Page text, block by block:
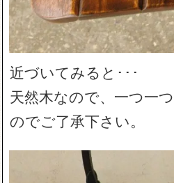
近づいてみると･･･
天然木なので、一つ一
のでご了承下さい。